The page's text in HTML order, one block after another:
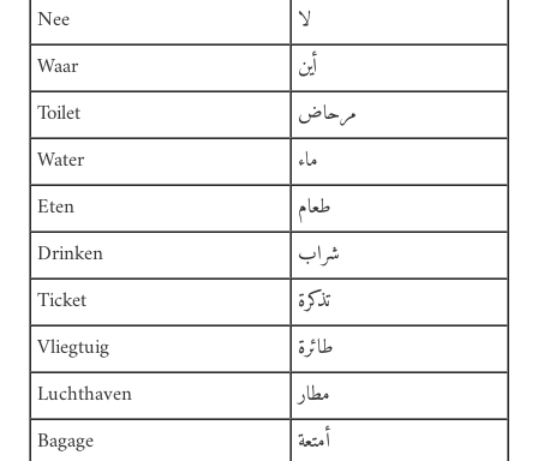
Nee
لا
Waar
أين
Toilet
مرحاض
Water
ماء
Eten
طعام
Drinken
شراب
Ticket
تذكرة
Vliegtuig
طائرة
Luchthaven
مطار
Bagage
أمتعة